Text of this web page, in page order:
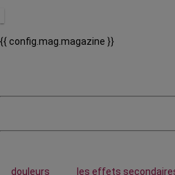
{{ config.mag.magazine }}
douleurs les effets